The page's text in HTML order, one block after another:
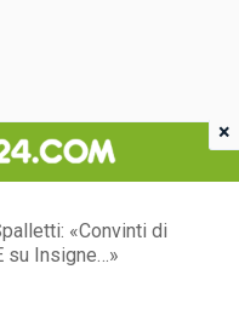
«Convinti di
su Insigne…»
×